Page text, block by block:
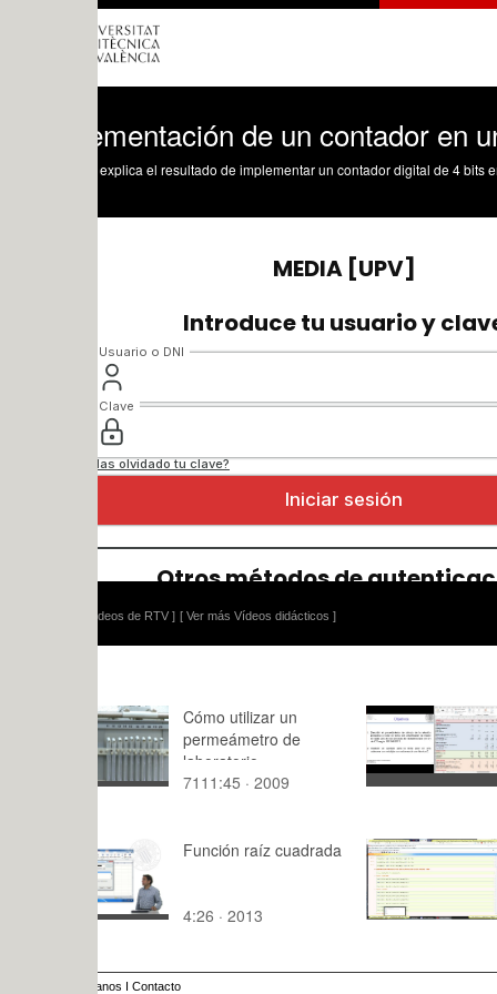
de un contador en un DSP
[ Ver más Vídeos didácticos ]
Cómo utilizar un
permeámetro de
laboratorio
7111:45 · 2009
Cálculos
Relación
ruido con
de mástil.
10:53 ·
Función raíz cuadrada
4:26 · 2013
Métodos
para
2020 ¿
10:17 ·